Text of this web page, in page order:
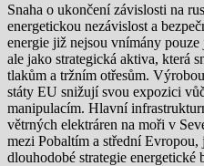
Snaha o ukončení závislosti na
energetickou nezávislost a
energie již nejsou vnímány
ale jako strategická aktiva, která
tlakům a tržním otřesům.
státy EU snižují svou expozici
manipulacím. Hlavní
větrných elektráren na moři v
mezi Pobaltím a střední
dlouhodobé strategie energetické